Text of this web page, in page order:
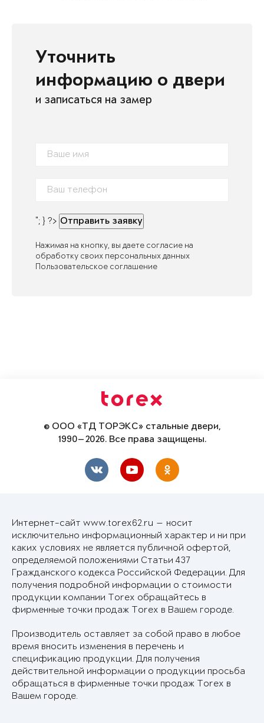
Уточнить
информацию о двери
и записаться на замер
"; } ?> Отправить заявку
Нажимая на кнопку, вы даете согласие на
обработку своих персональных данных
Пользовательское соглашение
© ООО «ТД ТОРЭКС» стальные двери,
1990—2026. Все права защищены.
Интернет-сайт www.torex62.ru — носит
исключительно информационный характер и ни при
каких условиях не является публичной офертой,
определяемой положениями Статьи 437
Гражданского кодекса Российской Федерации. Для
получения подробной информации о стоимости
продукции компании Torex обращайтесь в
фирменные точки продаж Torex в Вашем городе.
Производитель оставляет за собой право в любое
время вносить изменения в перечень и
спецификацию продукции. Для получения
действительной информации о продукции просьба
обращаться в фирменные точки продаж Torex в
Вашем городе.